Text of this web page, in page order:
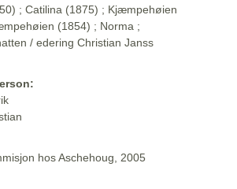
; Catilina (1875) ; Kjæmpehøien
(1854) ; Norma ;
/ edering Christian Janss
hos Aschehoug, 2005